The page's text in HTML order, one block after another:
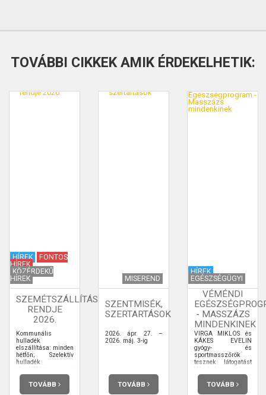
TOVÁBBI CIKKEK AMIK ÉRDEKELHETIK:
HÍREK
FONTOS
HÍREK
KÖZÉRDEKŰ
HÍREK
SZEMÉTSZÁLLÍTÁS
RENDJE
2026.
Kommunális
hulladék
elszállítása: minden
hétfőn; Szelektív
hulladék
elszállítása a
cikkben leírtak
szerintTOVÁBB
MISEREND
SZENTMISÉK,
SZERTARTÁSOK
2026. ápr. 27. –
2026. máj. 3-ig
TOVÁBB
HÍREK
EGÉSZSÉGÜGYI
VÉMÉNDI
- MASSZÁZS
MINDENKINEK
VIRGA MIKLÓS és
KÁKES EVELIN
gyógy- és
sportmasszőrök
tesznek látogatást
Véménden, hogy
bevezessék az
érdeklődőket a
masszázsfajták,
TOVÁBB